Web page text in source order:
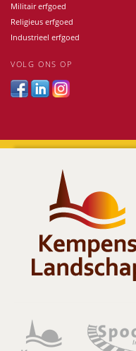
Militair erfgoed
Religieus erfgoed
Industrieel erfgoed
VOLG ONS OP